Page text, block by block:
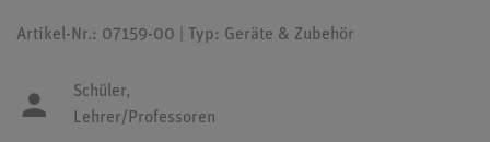
Artikel-Nr.: 07159-00 | Typ: Geräte & Zubehör
Schüler,
Lehrer/Professoren